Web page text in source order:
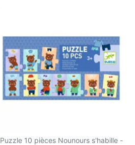
Puzzle 10 pièces Nounours s'habille -